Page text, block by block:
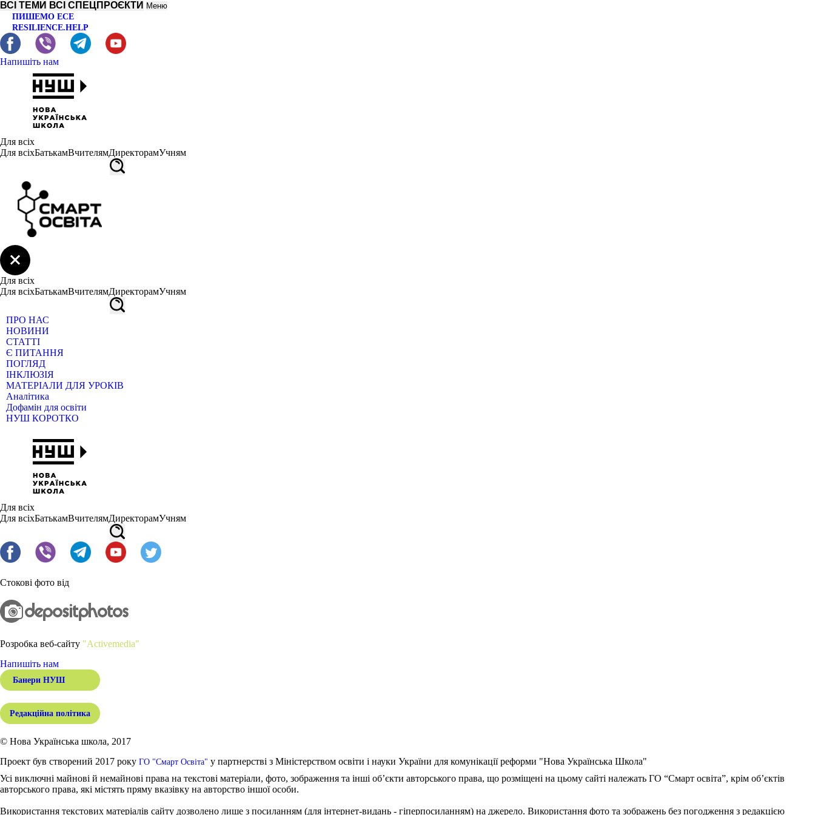
ВСІ ТЕМИ ВСІ СПЕЦПРОЄКТИ Меню
ПИШЕМО ЕСЕ
RESILIENCE.HELP
Напишіть нам
Для всіх
Для всіхБатькамВчителямДиректорамУчням
Для всіх
Для всіхБатькамВчителямДиректорамУчням
ПРО НАС
НОВИНИ
СТАТТІ
Є ПИТАННЯ
ПОГЛЯД
ІНКЛЮЗІЯ
МАТЕРІАЛИ ДЛЯ УРОКІВ
Аналітика
Дофамін для освіти
НУШ КОРОТКО
Для всіх
Для всіхБатькамВчителямДиректорамУчням
Стокові фото від
Розробка веб-сайту "Activemedia"
Напишіть нам
Банери НУШ
Редакційна політика
© Нова Українська школа, 2017
Проект був створений 2017 року ГО "Смарт Освіта" у партнерстві з Міністерством освіти і науки України для комунікації реформи "Нова Українська Школа"
Усі виключні майнові й немайнові права на текстові матеріали, фото, зображення та інші об’єкти авторського права, що розміщені на цьому сайті належать ГО “Смарт освіта”, крім об’єктів
авторського права, які містять пряму вказівку на авторство іншої особи.
Використання текстових матеріалів сайту дозволено лише з посиланням (для інтернет-видань - гіперпосиланням) на джерело. Використання фото та зображень без погодження з редакцією